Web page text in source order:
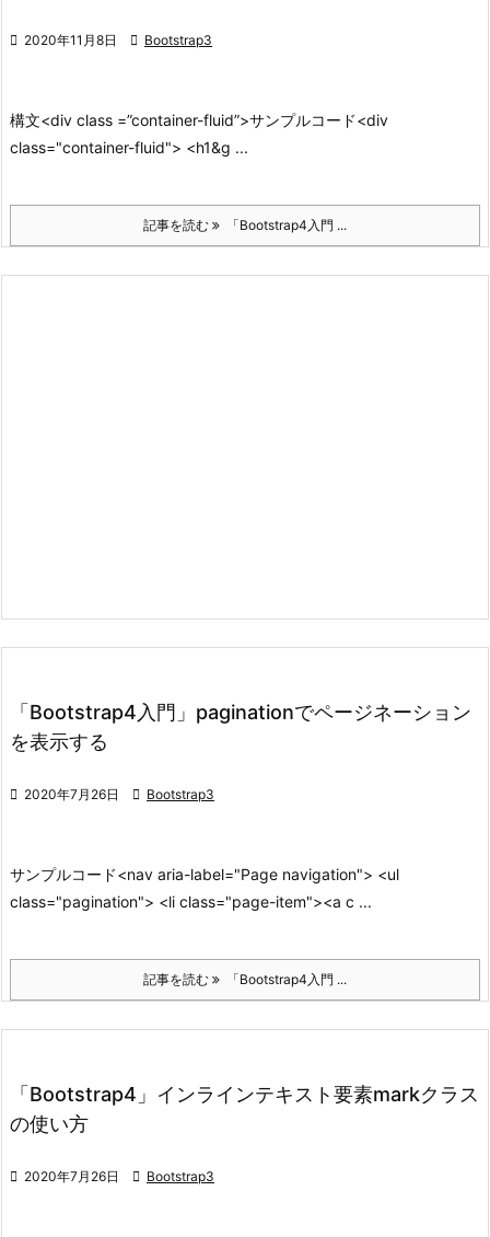
 2020年11月8日  Bootstrap3
構文<div class =”container-fluid”>サンプルコード<div
class="container-fluid"> <h1&g ...
記事を読む 「Bootstrap4入門 ...
「Bootstrap4入門」paginationでページネーション
を表示する
 2020年7月26日  Bootstrap3
サンプルコード<nav aria-label="Page navigation"> <ul
class="pagination"> <li class="page-item"><a c ...
記事を読む 「Bootstrap4入門 ...
「Bootstrap4」インラインテキスト要素markクラス
の使い方
 2020年7月26日  Bootstrap3